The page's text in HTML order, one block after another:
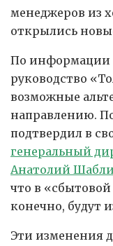
менеджеров из
открылись
По информации
руководство
возможные
направлению.
подтвердил в
генеральный
Анатолий
что в
конечно, будут
Эти изменения